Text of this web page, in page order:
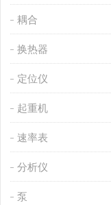
耦合
换热器
定位仪
起重机
速率表
分析仪
泵